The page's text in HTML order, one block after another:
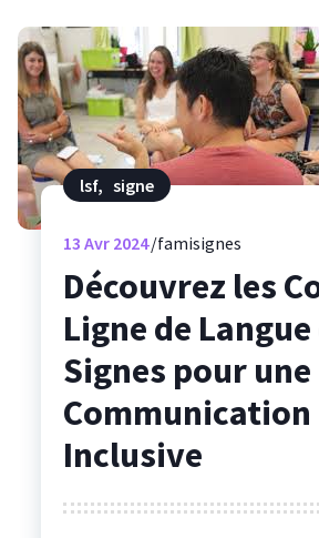
lsf, signe
13 Avr 2024 famisignes
Découvrez les
Ligne de Langue
Signes pour une
Communication
Inclusive